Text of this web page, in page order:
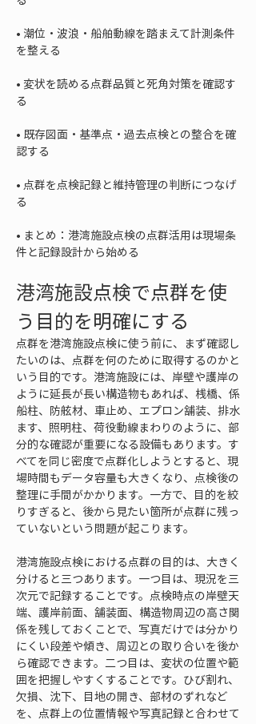
• 潮位・波浪・船舶動線を踏まえて計測条件
• 変状を読める点群品質と死角対策を確認す
• 既存図面・基準点・過去点検との整合を確
• 点群を点検記録と維持管理の判断につなげ
• まとめ：港湾施設点検の点群活用は現場条
件と記録設計から始める
港湾施設点検で点群を使
う目的を明確にする
点群を港湾施設点検に使う前に、まず確認し
たいのは、点群を何のために取得するのかと
いう目的です。港湾施設には、岸壁や護岸の
ように延長が長い構造物もあれば、桟橋、係
船柱、防舷材、車止め、エプロン舗装、排水
ます、照明柱、荷役動線まわりのように、部
分的な確認が重要になる設備もあります。す
べてを同じ密度で点群化しようとすると、現
場時間もデータ容量も大きくなり、点検後の
整理に手間がかかります。一方で、目的を絞
りすぎると、後から見たい箇所が点群に残っ
ていないという問題が起こります。
港湾施設点検における点群の目的は、大きく
分けると三つあります。一つ目は、現況を三
次元で記録することです。点検時点の岸壁天
端、護岸前面、舗装面、構造物周辺の高さ関
係を残しておくことで、写真だけでは分かり
にくい段差や傾き、周辺との取り合いを後か
ら確認できます。二つ目は、変状の位置や範
囲を把握しやすくすることです。ひび割れ、
欠損、沈下、目地の開き、部材のずれなど
を、点群上の位置情報や写真記録と合わせて